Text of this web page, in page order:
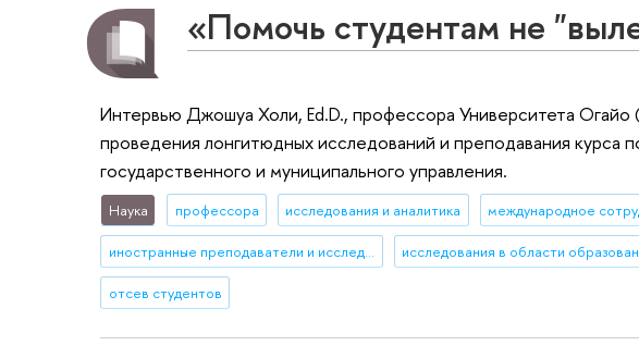
«Помочь студентам не
Интервью Джошуа Холи, Ed.D., профессора Университета
проведения лонгитюдных исследований и преподавания курса
государственного и муниципального управления.
Наука профессора исследования и аналитика международное
иностранные преподаватели и исследователи исследования в области
отсев студентов